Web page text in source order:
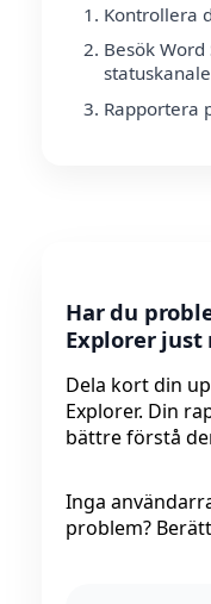
Kontrollera
Besök
Rapportera
Har du
Explorer just
Dela kort din
Explorer. Din
bättre förstå
Inga
problem?